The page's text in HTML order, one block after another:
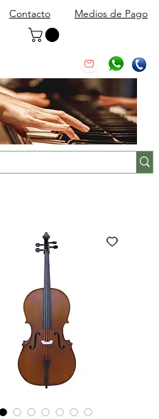
Contacto Medios de Pago